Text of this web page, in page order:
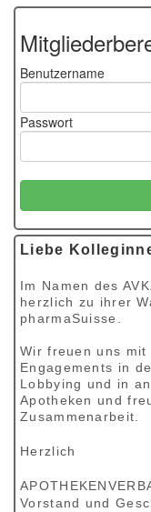
Benutzername
Passwort
Liebe
Im Namen des
herzlich zu ihrer
pharmaSuisse.
Wir freuen uns
Engagements in
Lobbying und in
Apotheken und
Zusammenarbeit.
Herzlich
Vorstand und